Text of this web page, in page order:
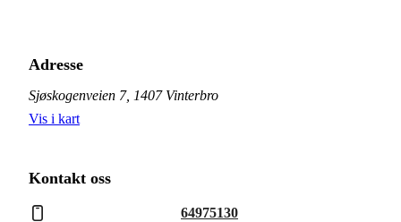
Adresse
Sjøskogenveien 7, 1407 Vinterbro
Vis i kart
Kontakt oss
64975130